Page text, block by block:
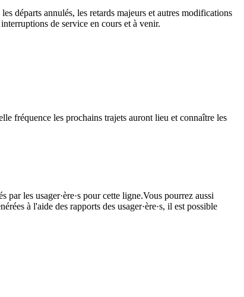
départs annulés, les retards majeurs et autres modifications
de service en cours et à venir.
fréquence les prochains trajets auront lieu et connaître les
par les usager·ère·s pour cette ligne.Vous pourrez aussi
à l'aide des rapports des usager·ère·s, il est possible